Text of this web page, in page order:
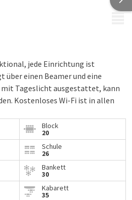
jede Einrichtung ist
über einen Beamer und eine
Tageslicht ausgestattet, kann
Kostenloses Wi-Fi ist in allen
Block
20
Schule
26
Bankett
30
Kabarett
35